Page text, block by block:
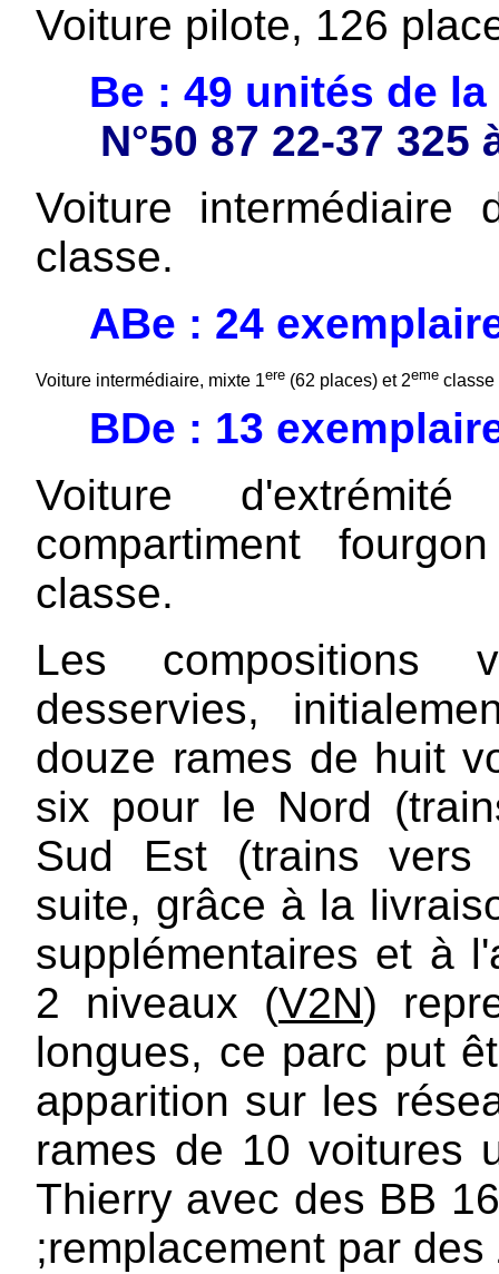
Voiture pilote, 126
Be : 49 unités de
N°50 87 22-37 325
Voiture
classe.
ABe : 24
Voiture intermédiaire, mixte 1ere (62 places) et 2eme classe
BDe : 13
Voiture
compartiment
classe.
Les compositions
desservies,
douze rames de huit
six pour le Nord
Sud Est (trains vers
suite, grâce à la
supplémentaires et à
2 niveaux (V2N)
longues, ce parc put
apparition sur les
rames de 10 voitures
Thierry avec des BB
;remplacement par